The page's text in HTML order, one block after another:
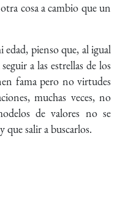
cosa a cambio que un
pienso que, al igual
a las estrellas de los
fama pero no virtudes
muchas veces, no
de valores no se
salir a buscarlos.